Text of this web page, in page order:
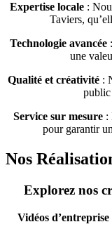
Expertise locale :
Taviers,
Technologie avancée:
une
Qualité et créativité:
public
Service sur mesure:
pour garantir
Nos
Explorez nos
Vidéos